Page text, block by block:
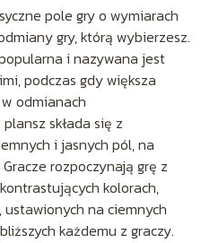
pole gry o wymiarach
gry, którą wybierzesz.
i nazywana jest
podczas gdy większa
odmianach
składa się z
i jasnych pól, na
rozpoczynają grę z
kolorach,
ustawionych na ciemnych
każdemu z graczy.